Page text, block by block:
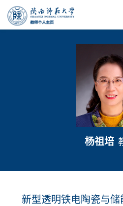
杨祖培
新型透明铁电陶瓷与